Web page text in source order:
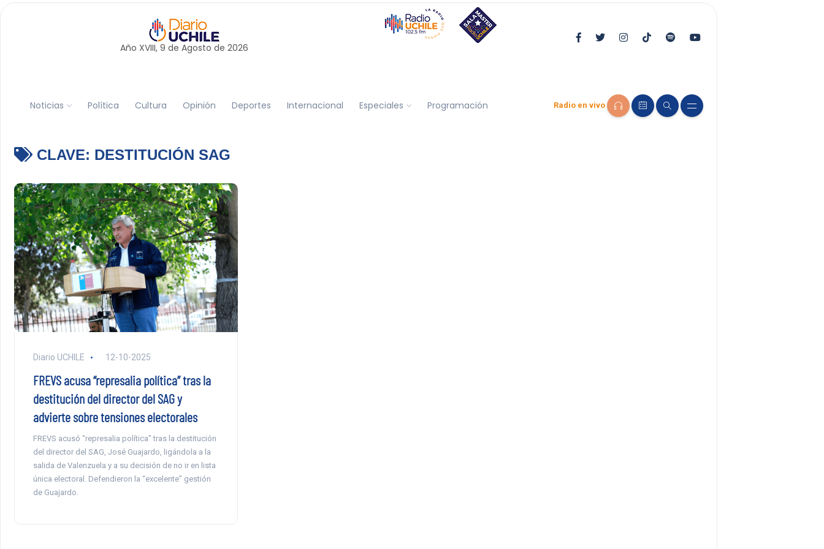
Año XVIII, 9 de Agosto de 2026
Noticias Política Cultura Opinión Deportes Internacional Especiales Programación Radio en vivo
CLAVE: DESTITUCIÓN SAG
Diario UCHILE 12-10-2025
FREVS acusa “represalia política” tras la
destitución del director del SAG y
advierte sobre tensiones electorales
FREVS acusó “represalia política” tras la destitución
del director del SAG, José Guajardo, ligándola a la
salida de Valenzuela y a su decisión de no ir en lista
única electoral. Defendieron la “excelente” gestión
de Guajardo.